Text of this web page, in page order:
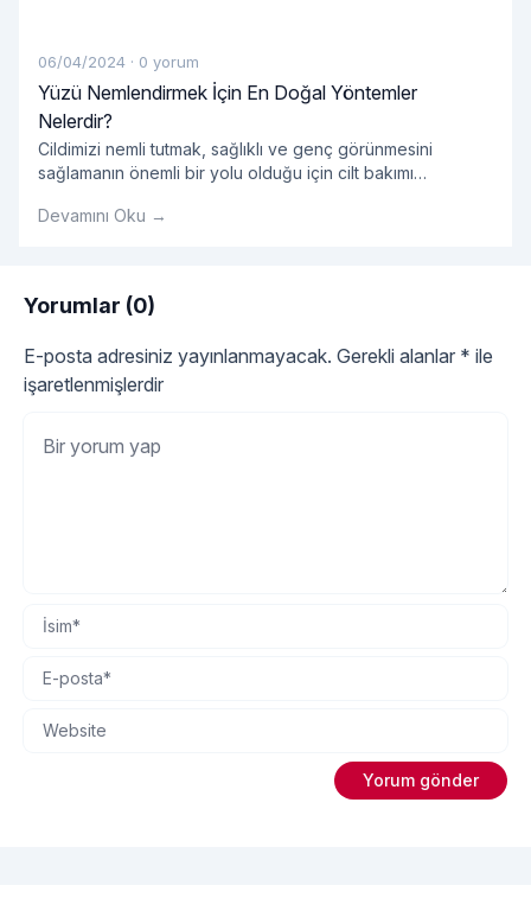
06/04/2024 · 0 yorum
Yüzü Nemlendirmek İçin En Doğal Yöntemler
Nelerdir?
Cildimizi nemli tutmak, sağlıklı ve genç görünmesini
sağlamanın önemli bir yolu olduğu için cilt bakımı
pazarlanan kozmetik ürün kimyasal içeriklerle dolu olabilir
Peki, yüzü nemlendirmek için en doğal yöntemler
nelerdir? Su İçmek:
Devamını Oku →
Yorumlar (0)
E-posta adresiniz yayınlanmayacak. Gerekli alanlar * ile
işaretlenmişlerdir